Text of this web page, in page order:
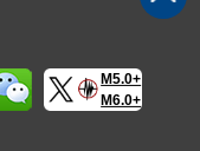
M5.0+
M6.0+